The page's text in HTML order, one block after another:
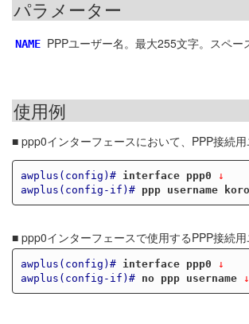
パラメーター
NAME PPPユーザー名。最大255文字。スペ
使用例
■ ppp0インターフェースにおいて、PPP接続
awplus(config)# interface ppp0 ↓
awplus(config-if)#
ppp username
■ ppp0インターフェースで使用するPPP接続
awplus(config)# interface ppp0 ↓
awplus(config-if)#
no ppp username ↓